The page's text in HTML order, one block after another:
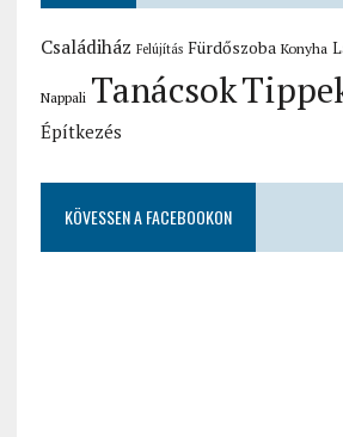
Családiház Felújítás Fürdőszoba Konyha
Nappali Tanácsok
Építkezés
KÖVESSEN A FACEBOOKON